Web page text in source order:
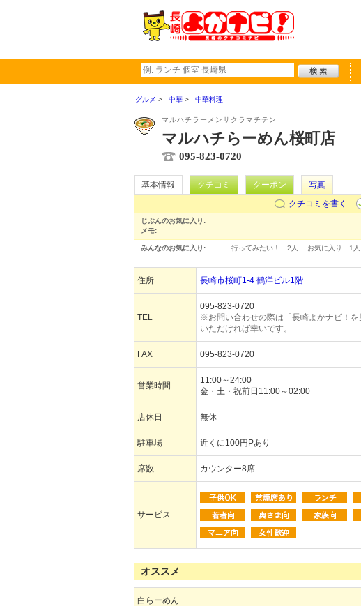
グルメ 中華 中華料理
マルハチラーメンサクラマチテン
マルハチらーめん桜町店
095-823-0720
基本情報 クチコミ クーポン
写真
クチコミを書く
じぶんのお気に入り:
メモ:
みんなのお気に入り: 行ってみたい！… 2人 お気に入り… 1人
住所 長崎市桜町1-4 鶴洋ビル1階
TEL
095-823-0720
※お問い合わせの際は「長崎よかナビ！を
いただければ幸いです。
FAX 095-823-0720
営業時間
11:00～24:00
金・土・祝前日11:00～02:00
店休日 無休
駐車場 近くに100円Pあり
席数 カウンター8席
サービス
オススメ
白らーめん